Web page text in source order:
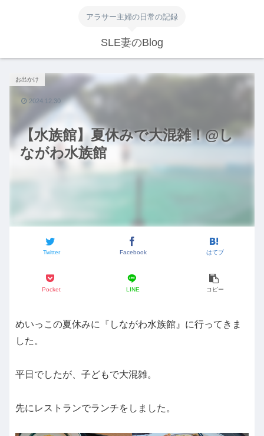
アラサー主婦の日常の記録
SLE妻のBlog
【水族館】夏休みで大混雑！@し
ながわ水族館
お出かけ
Twitter Facebook はてブ
Pocket LINE コピー
2024.12.30
めいっこの夏休みに『しながわ水族館』に行ってきま
した。
平日でしたが、子どもで大混雑。
先にレストランでランチをしました。